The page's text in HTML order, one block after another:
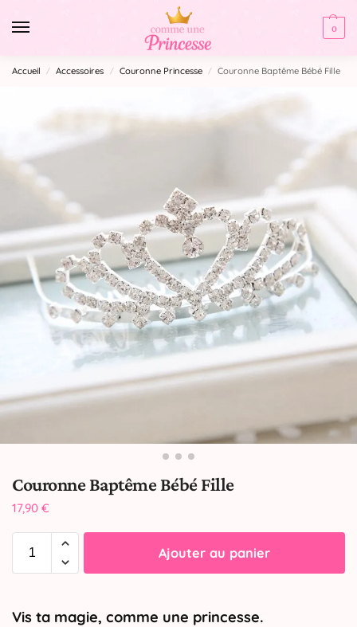
0
Accueil / Accessoires / Couronne Princesse / Couronne Baptême Bébé Fille
Couronne Baptême Bébé Fille
17,90 €
Ajouter au panier
Vis ta magie, comme une princesse.